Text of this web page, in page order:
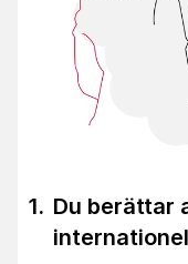
Du berättar